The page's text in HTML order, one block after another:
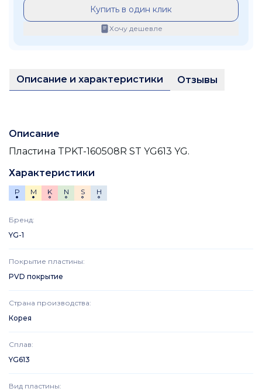
Купить в один клик
Хочу дешевле
Описание и характеристики Отзывы
Описание
Пластина TPKT-160508R ST YG613 YG.
Характеристики
P M K N S H
Бренд:
YG-1
Покрытие пластины:
PVD покрытие
Страна производства:
Корея
Сплав:
YG613
Вид пластины: